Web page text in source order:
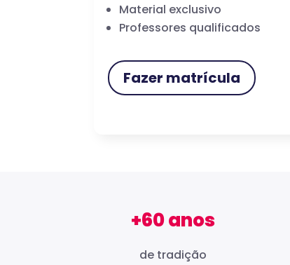
Material exclusivo
Professores qualificados
Fazer matrícula
+60 anos
de tradição